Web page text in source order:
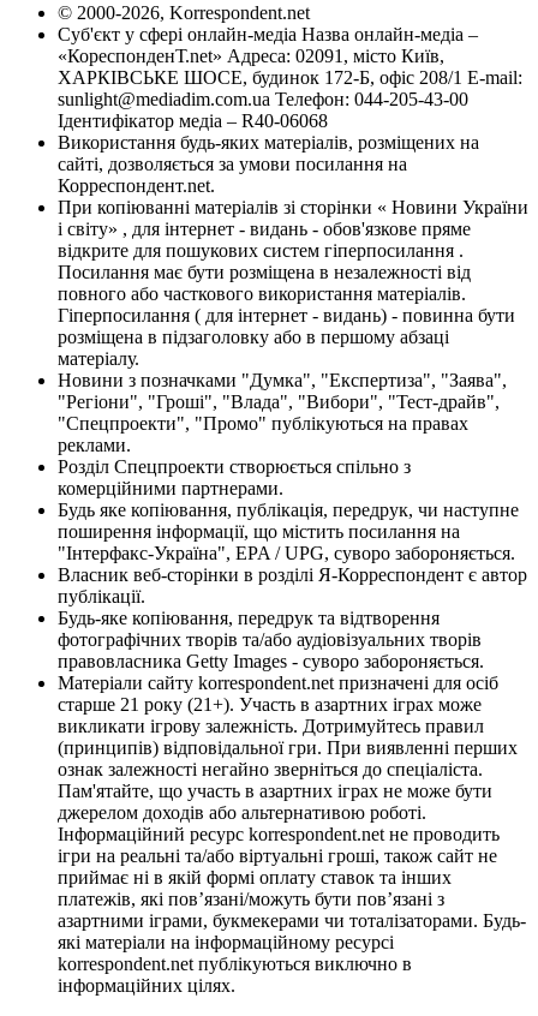
© 2000-2026, Korrespondent.net
Суб'єкт у сфері онлайн-медіа Назва онлайн-медіа –
«КореспонденТ.net» Адреса: 02091, місто Київ,
ХАРКІВСЬКЕ ШОСЕ, будинок 172-Б, офіс 208/1 E-mail:
sunlight@mediadim.com.ua Телефон: 044-205-43-00
Ідентифікатор медіа – R40-06068
Використання будь-яких матеріалів, розміщених на
сайті, дозволяється за умови посилання на
Корреспондент.net.
При копіюванні матеріалів зі сторінки « Новини України
і світу» , для інтернет - видань - обов'язкове пряме
відкрите для пошукових систем гіперпосилання .
Посилання має бути розміщена в незалежності від
повного або часткового використання матеріалів.
Гіперпосилання ( для інтернет - видань) - повинна бути
розміщена в підзаголовку або в першому абзаці
матеріалу.
Новини з позначками "Думка", "Експертиза", "Заява",
"Регіони", "Гроші", "Влада", "Вибори", "Тест-драйв",
"Спецпроекти", "Промо" публікуються на правах
реклами.
Розділ Спецпроекти створюється спільно з
комерційними партнерами.
Будь яке копіювання, публікація, передрук, чи наступне
поширення інформації, що містить посилання на
"Інтерфакс-Україна", EPA / UPG, суворо забороняється.
Власник веб-сторінки в розділі Я-Корреспондент є автор
публікації.
Будь-яке копіювання, передрук та відтворення
фотографічних творів та/або аудіовізуальних творів
правовласника Getty Images - суворо забороняється.
Матеріали сайту korrespondent.net призначені для осіб
старше 21 року (21+). Участь в азартних іграх може
викликати ігрову залежність. Дотримуйтесь правил
(принципів) відповідальної гри. При виявленні перших
ознак залежності негайно зверніться до спеціаліста.
Пам'ятайте, що участь в азартних іграх не може бути
джерелом доходів або альтернативою роботі.
Інформаційний ресурс korrespondent.net не проводить
ігри на реальні та/або віртуальні гроші, також сайт не
приймає ні в якій формі оплату ставок та інших
платежів, які пов’язані/можуть бути пов’язані з
азартними іграми, букмекерами чи тоталізаторами. Будь-
які матеріали на інформаційному ресурсі
korrespondent.net публікуються виключно в
інформаційних цілях.